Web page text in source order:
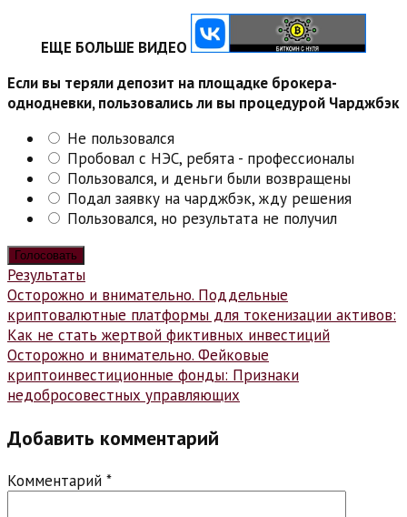
ЕЩЕ БОЛЬШЕ ВИДЕО
Если вы теряли депозит на площадке брокера-
однодневки, пользовались ли вы процедурой Чарджбэк
Не пользовался
Пробовал с НЭС, ребята - профессионалы
Пользовался, и деньги были возвращены
Подал заявку на чарджбэк, жду решения
Пользовался, но результата не получил
Результаты
Навигация
по
записям
Осторожно и внимательно. Поддельные
криптовалютные платформы для токенизации активов:
Как не стать жертвой фиктивных инвестиций
Осторожно и внимательно. Фейковые
криптоинвестиционные фонды: Признаки
недобросовестных управляющих
Добавить комментарий
Комментарий *